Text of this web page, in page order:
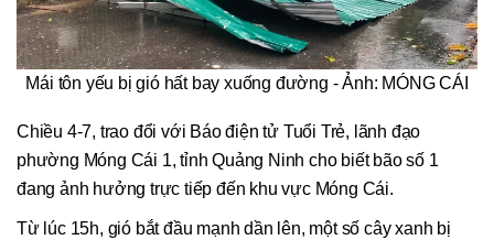
Mái tôn yếu bị gió hất bay xuống đường - Ảnh: MÓNG CÁI
Chiều 4-7, trao đổi với Báo điện tử Tuổi Trẻ, lãnh đạo
phường Móng Cái 1, tỉnh Quảng Ninh cho biết bão số 1
đang ảnh hưởng trực tiếp đến khu vực Móng Cái.
Từ lúc 15h, gió bắt đầu mạnh dần lên, một số cây xanh bị